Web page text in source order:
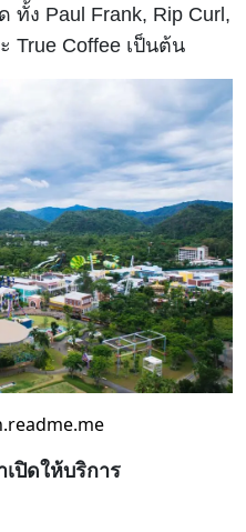
ง Paul Frank, Rip Curl,
True Coffee เป็นต้น
ปิดให้บริการ